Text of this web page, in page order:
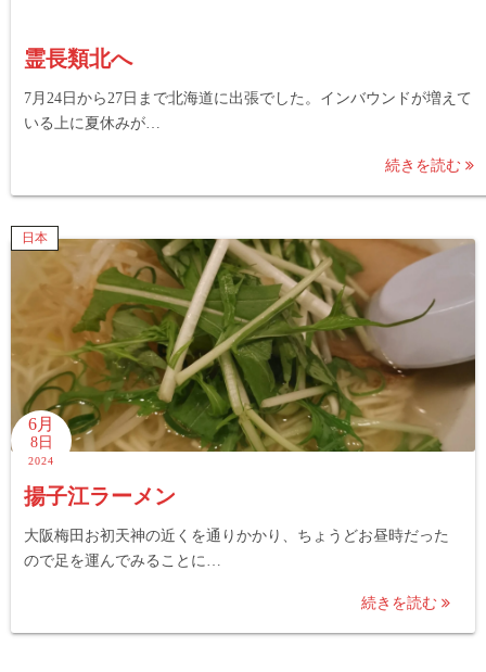
霊長類北へ
7月24日から27日まで北海道に出張でした。インバウンドが増えて
いる上に夏休みが…
続きを読む
日本
6月
8日
2024
揚子江ラーメン
大阪梅田お初天神の近くを通りかかり、ちょうどお昼時だった
ので足を運んでみることに…
続きを読む